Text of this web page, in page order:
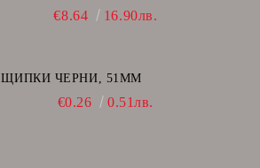
€8.64 16.90лв.
ЩИПКИ ЧЕРНИ, 51ММ
€0.26 0.51лв.